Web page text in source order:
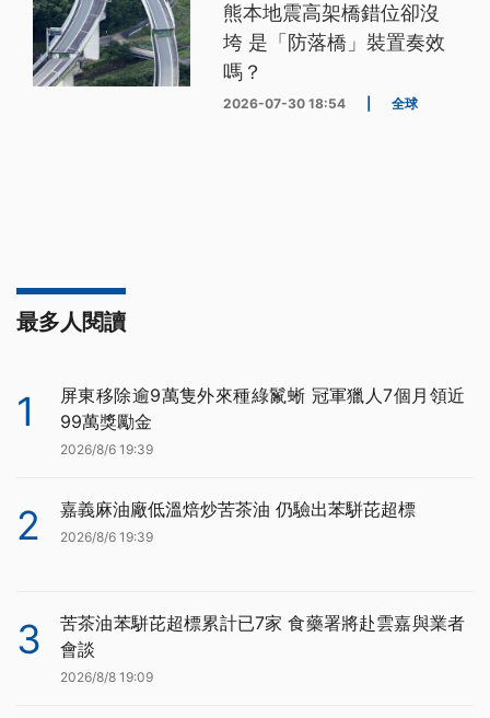
熊本地震高架橋錯位卻沒
垮 是「防落橋」裝置奏效
嗎？
2026-07-30 18:54 全球
最多人閱讀
1
屏東移除逾9萬隻外來種綠鬣蜥 冠軍獵人7個月領近
99萬獎勵金
2026/8/6 19:39
2 嘉義麻油廠低溫焙炒苦茶油 仍驗出苯駢芘超標
2026/8/6 19:39
3
苦茶油苯駢芘超標累計已7家 食藥署將赴雲嘉與業者
會談
2026/8/8 19:09